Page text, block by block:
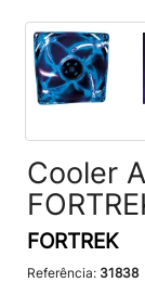
Cooler
FORTREK
Referência: 31838